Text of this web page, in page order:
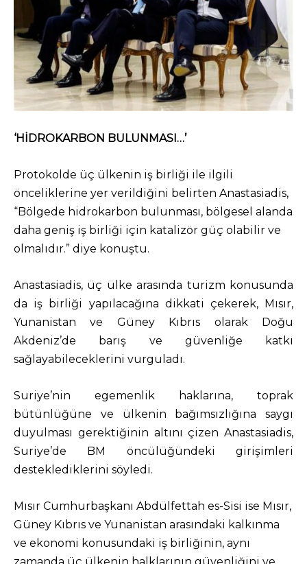
‘HİDROKARBON BULUNMASI…’
Protokolde üç ülkenin iş birliği ile ilgili
önceliklerine yer verildiğini belirten Anastasiadis,
“Bölgede hidrokarbon bulunması, bölgesel alanda
daha geniş iş birliği için katalizör güç olabilir ve
olmalıdır.” diye konuştu.
Anastasiadis, üç ülke arasında turizm konusunda
da iş birliği yapılacağına dikkati çekerek, Mısır,
Yunanistan ve Güney Kıbrıs olarak Doğu
Akdeniz’de barış ve güvenliğe katkı
sağlayabileceklerini vurguladı.
Suriye’nin egemenlik haklarına, toprak
bütünlüğüne ve ülkenin bağımsızlığına saygı
duyulması gerektiğinin altını çizen Anastasiadis,
Suriye’de BM öncülüğündeki girişimleri
desteklediklerini söyledi.
Mısır Cumhurbaşkanı Abdülfettah es-Sisi ise Mısır,
Güney Kıbrıs ve Yunanistan arasındaki kalkınma
ve ekonomi konusundaki iş birliğinin, aynı